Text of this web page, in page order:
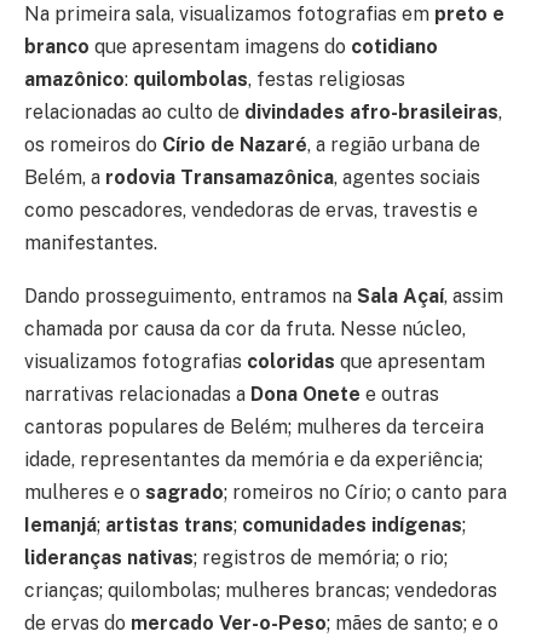
Na primeira sala, visualizamos fotografias em preto e
branco que apresentam imagens do cotidiano
amazônico: quilombolas, festas religiosas
relacionadas ao culto de divindades afro-brasileiras,
os romeiros do Círio de Nazaré, a região urbana de
Belém, a rodovia Transamazônica, agentes sociais
como pescadores, vendedoras de ervas, travestis e
manifestantes.
Dando prosseguimento, entramos na Sala Açaí, assim
chamada por causa da cor da fruta. Nesse núcleo,
visualizamos fotografias coloridas que apresentam
narrativas relacionadas a Dona Onete e outras
cantoras populares de Belém; mulheres da terceira
idade, representantes da memória e da experiência;
mulheres e o sagrado; romeiros no Círio; o canto para
Iemanjá; artistas trans; comunidades indígenas;
lideranças nativas; registros de memória; o rio;
crianças; quilombolas; mulheres brancas; vendedoras
de ervas do mercado Ver-o-Peso; mães de santo; e o